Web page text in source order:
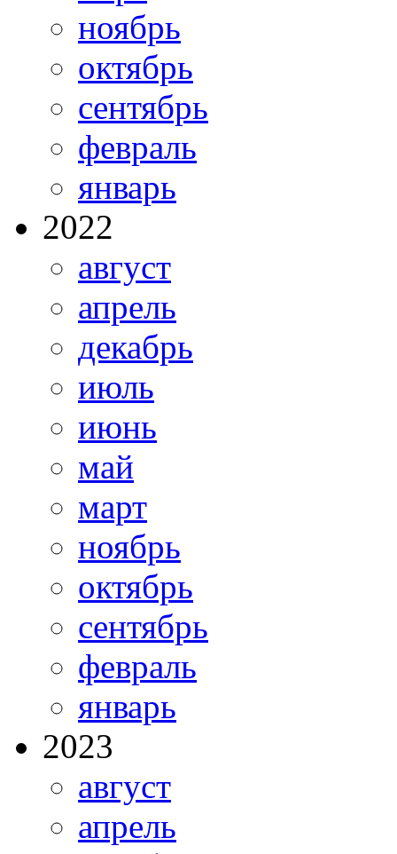
ноябрь
октябрь
сентябрь
февраль
январь
2022
август
апрель
декабрь
июль
июнь
май
март
ноябрь
октябрь
сентябрь
февраль
январь
2023
август
апрель